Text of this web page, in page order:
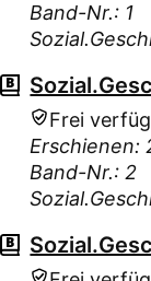
Band-Nr.: 1
Frei
Erschienen:
Band-Nr.: 2